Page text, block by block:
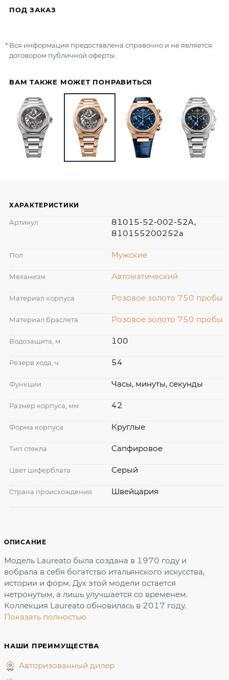
ВАМ ТАКЖЕ МОЖЕТ ПОНРАВИТЬСЯ
ПОД ЗАКАЗ
Вся информация предоставлена справочно и не является
договором публичной оферты.
ОПИСАНИЕ
Модель Laureato была создана в 1970 году и
вобрала в себя богатство итальянского искусства,
истории и форм. Дух этой модели остается
нетронутым, а лишь улучшается со временем.
Коллекция Laureato обновилась в 2017 году.
Показать полностью
НАШИ ПРЕИМУЩЕСТВА
Авторизованный дилер
ХАРАКТЕРИСТИКИ
Артикул
81015-52-002-52A,
810155200252a
Пол Мужские
Механизм Автоматический
Материал корпуса Розовое золото 750 пробы
Материал браслета Розовое золото 750 пробы
Водозащита, м 100
Резерв хода, ч 54
Функции Часы, минуты, секунды
Размер корпуса, мм 42
Форма корпуса Круглые
Тип стекла Сапфировое
Цвет циферблата Серый
Страна происхождения Швейцария